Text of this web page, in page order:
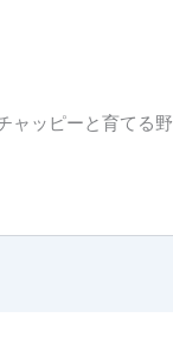
ャッピーと育てる野